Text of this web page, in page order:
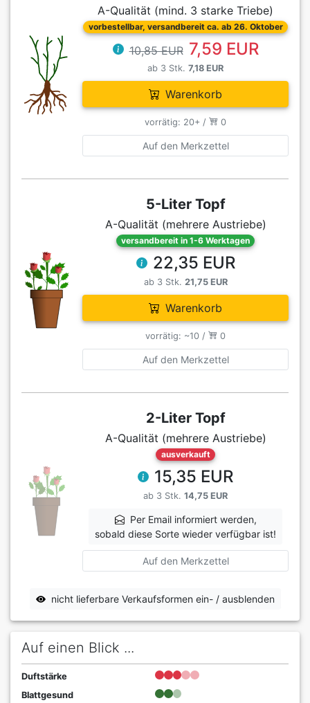
A-Qualität (mind. 3 starke Triebe)
vorbestellbar, versandbereit ca. ab 26. Oktober
10,85 EUR 7,59 EUR
ab 3 Stk. 7,18 EUR
Warenkorb
vorrätig: 20+ / 0
Auf den Merkzettel
5-Liter Topf
A-Qualität (mehrere Austriebe)
versandbereit in 1-6 Werktagen
22,35 EUR
ab 3 Stk. 21,75 EUR
Warenkorb
vorrätig: ~10 / 0
Auf den Merkzettel
2-Liter Topf
A-Qualität (mehrere Austriebe)
ausverkauft
15,35 EUR
ab 3 Stk. 14,75 EUR
Per Email informiert werden,
sobald diese Sorte wieder verfügbar ist!
Auf den Merkzettel
nicht lieferbare Verkaufsformen ein- / ausblenden
Auf einen Blick ...
Duftstärke
Blattgesund